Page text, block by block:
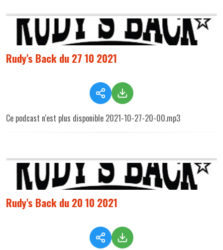
Rudy's Back du 27 10 2021
Ce podcast n'est plus disponible 2021-10-27-20-00.mp3
Rudy's Back du 20 10 2021